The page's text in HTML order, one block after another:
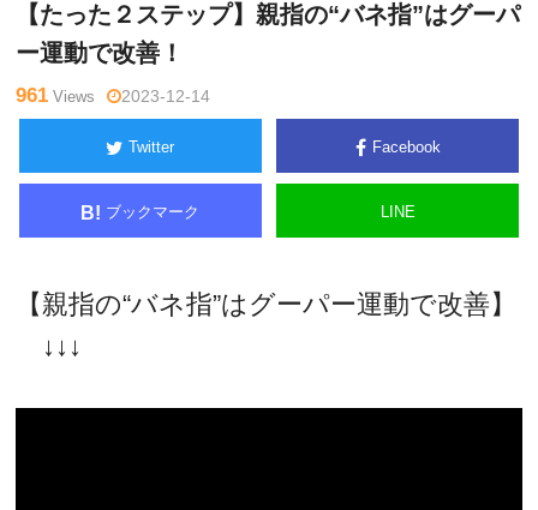
【たった２ステップ】親指の“バネ指”はグーパ
ー運動で改善！
961 Views 2023-12-14
Twitter Facebook
B! ブックマーク LINE
【親指の“バネ指”はグーパー運動で改善】
↓↓↓